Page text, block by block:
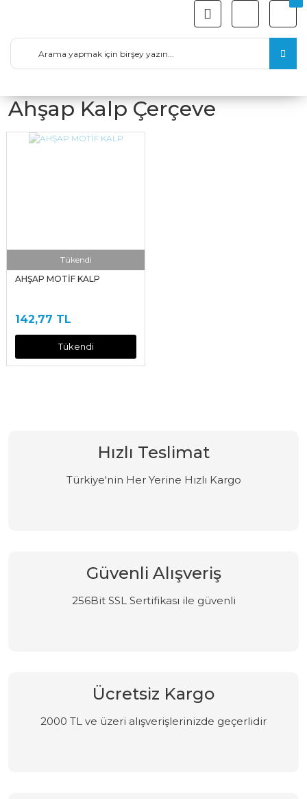
Ahşap Kalp Çerçeve
Tükendi
AHŞAP MOTİF KALP
142,77 TL
Tükendi
Hızlı Teslimat
Türkiye'nin Her Yerine Hızlı Kargo
Güvenli Alışveriş
256Bit SSL Sertifikası ile güvenli
Ücretsiz Kargo
2000 TL ve üzeri alışverişlerinizde geçerlidir